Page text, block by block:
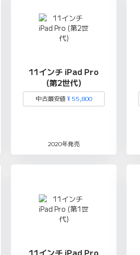
11インチ iPad Pro
(第2世代)
中古最安値 ¥ 55,800
2020年発売
11インチ iPad Pro